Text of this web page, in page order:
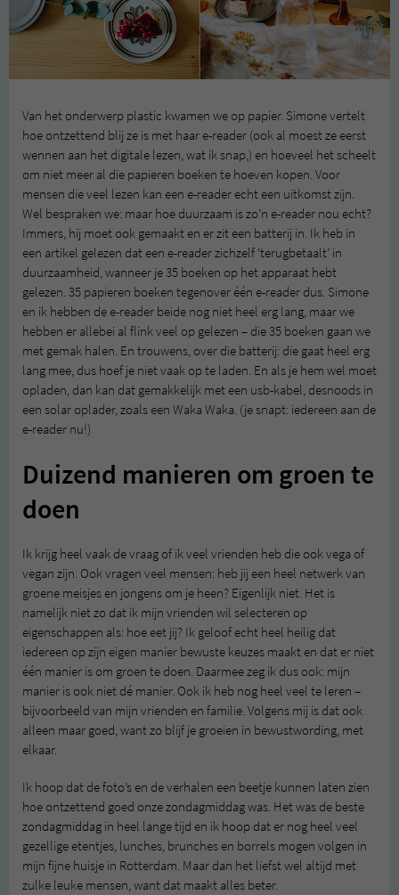
Van het onderwerp plastic kwamen we op papier. Simone vertelt
hoe ontzettend blij ze is met haar e-reader (ook al moest ze eerst
wennen aan het digitale lezen, wat ik snap,) en hoeveel het scheelt
om niet meer al die papieren boeken te hoeven kopen. Voor
mensen die veel lezen kan een e-reader echt een uitkomst zijn.
Wel bespraken we: maar hoe duurzaam is zo’n e-reader nou echt?
Immers, hij moet ook gemaakt en er zit een batterij in. Ik heb in
een artikel gelezen dat een e-reader zichzelf ‘terugbetaalt’ in
duurzaamheid, wanneer je 35 boeken op het apparaat hebt
gelezen. 35 papieren boeken tegenover één e-reader dus. Simone
en ik hebben de e-reader beide nog niet heel erg lang, maar we
hebben er allebei al flink veel op gelezen – die 35 boeken gaan we
met gemak halen. En trouwens, over die batterij: die gaat heel erg
lang mee, dus hoef je niet vaak op te laden. En als je hem wel moet
opladen, dan kan dat gemakkelijk met een usb-kabel, desnoods in
een solar oplader, zoals een Waka Waka. (je snapt: iedereen aan de
e-reader nu!)
Duizend manieren om groen te
doen
Ik krijg heel vaak de vraag of ik veel vrienden heb die ook vega of
vegan zijn. Ook vragen veel mensen: heb jij een heel netwerk van
groene meisjes en jongens om je heen? Eigenlijk niet. Het is
namelijk niet zo dat ik mijn vrienden wil selecteren op
eigenschappen als: hoe eet jij? Ik geloof echt heel heilig dat
iedereen op zijn eigen manier bewuste keuzes maakt en dat er niet
één manier is om groen te doen. Daarmee zeg ik dus ook: mijn
manier is ook niet dé manier. Ook ik heb nog heel veel te leren –
bijvoorbeeld van mijn vrienden en familie. Volgens mij is dat ook
alleen maar goed, want zo blijf je groeien in bewustwording, met
elkaar.
Ik hoop dat de foto’s en de verhalen een beetje kunnen laten zien
hoe ontzettend goed onze zondagmiddag was. Het was de beste
zondagmiddag in heel lange tijd en ik hoop dat er nog heel veel
gezellige etentjes, lunches, brunches en borrels mogen volgen in
mijn fijne huisje in Rotterdam. Maar dan het liefst wel altijd met
zulke leuke mensen, want dat maakt alles beter.